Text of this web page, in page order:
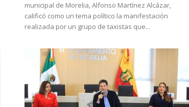
municipal de Morelia, Alfonso Martínez Alcázar,
calificó como un tema político la manifestación
realizada por un grupo de taxistas que...